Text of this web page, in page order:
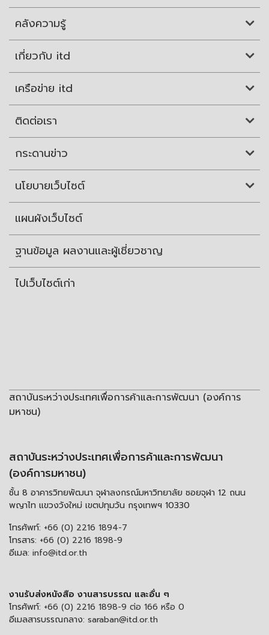
คลังความรู้
เกี่ยวกับ itd
เครือข่าย itd
ติดต่อเรา
กระดานข่าว
นโยบายเว็บไซต์
แผนผังเว็บไซต์
ฐานข้อมูล ผลงานและผู้เชี่ยวชาญ
ไปเว็บไซต์เก่า
สถาบันระหว่างประเทศเพื่อการค้าและการพัฒนา (องค์การ
มหาชน)
สถาบันระหว่างประเทศเพื่อการค้าและการพัฒนา
(องค์การมหาชน)
ชั้น 8 อาคารวิทยพัฒนา จุฬาลงกรณ์มหาวิทยาลัย ซอยจุฬา 12 ถนน
พญาไท แขวงวังใหม่ เขตปทุมวัน กรุงเทพฯ 10330
โทรศัพท์: +66 (0) 2216 1894-7
โทรสาร: +66 (0) 2216 1898-9
อีเมล: info@itd.or.th
งานรับส่งหนังสือ งานสารบรรณ และอื่น ๆ
โทรศัพท์: +66 (0) 2216 1898-9 ต่อ 166 หรือ 0
อีเมลสารบรรณกลาง: saraban@itd.or.th